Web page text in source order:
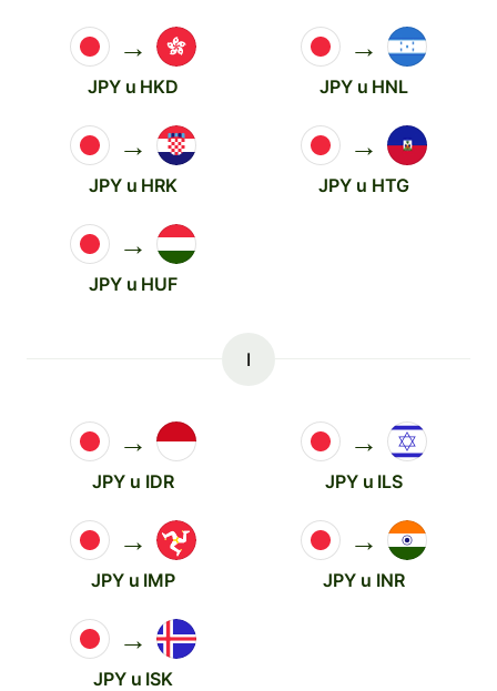
→
JPY u HKD
→
JPY u HNL
→
JPY u HRK
→
JPY u HTG
→
JPY u HUF
I
→
JPY u IDR
→
JPY u ILS
→
JPY u IMP
→
JPY u INR
→
JPY u ISK